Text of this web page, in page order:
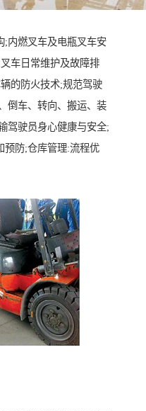
;内燃叉车及电瓶叉车安
车日常维护及故障排
的防火技术;规范驾驶
倒车、转向、搬运、装
驾驶员身心健康与安全;
预防;仓库管理:流程优